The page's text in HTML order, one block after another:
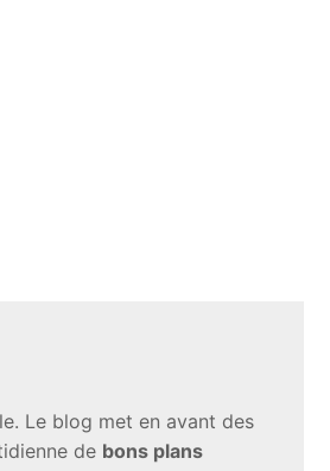
Le blog met en avant des
de bons plans